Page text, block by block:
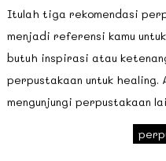
Itulah tiga rekomendasi
menjadi referensi kamu
butuh inspirasi atau
perpustakaan untuk healing.
mengunjungi perpustakaan